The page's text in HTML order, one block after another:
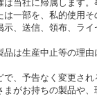
当社に帰属します
一部を、私的使用
、送信、領布、ラ
は生産中止等の理
、予告なく変更さ
がお持ちの製品や